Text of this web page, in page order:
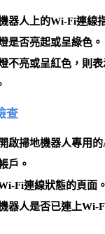
器人上的Wi-Fi連線
是否亮起或呈綠色 。
不亮或呈紅色，則
查
啟掃地機器人專用的
戶。
Fi連線狀態的頁面。
器人是否已連上Wi-